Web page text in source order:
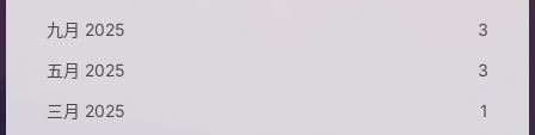
九月 2025
3
五月 2025
3
三月 2025
1